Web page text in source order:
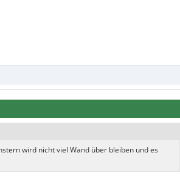
wird nicht viel Wand über bleiben und es